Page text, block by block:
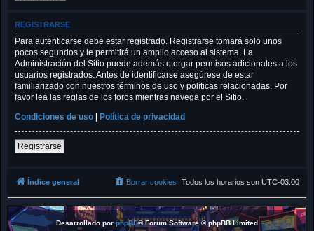
REGISTRARSE
Para autenticarse debe estar registrado. Registrarse tomará solo unos
pocos segundos y le permitirá un amplio acceso al sistema. La
Administración del Sitio puede además otorgar permisos adicionales a los
usuarios registrados. Antes de identificarse asegúrese de estar
familiarizado con nuestros términos de uso y políticas relacionadas. Por
favor lea las reglas de los foros mientras navega por el Sitio.
Condiciones de uso | Política de privacidad
Registrarse
Índice general Todos los horarios son UTC-03:00
Borrar cookies
Desarrollado porphpBB® Forum Software © phpBB Limited